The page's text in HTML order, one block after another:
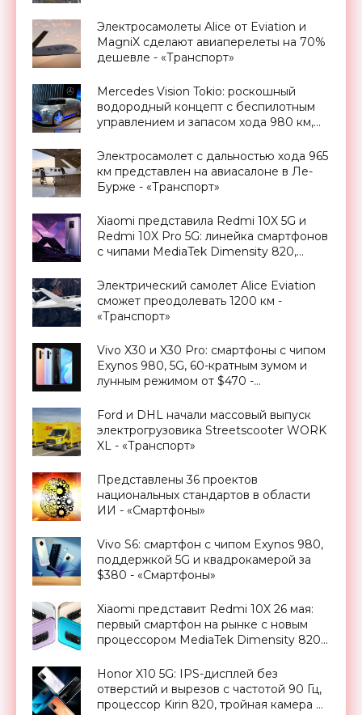
Электросамолеты Alice от Eviation и
MagniX сделают авиаперелеты на 70%
дешевле - «Транспорт»
Mercedes Vision Tokio: роскошный
водородный концепт с беспилотным
управлением и запасом хода 980 км,
«Транспорт»
Электросамолет с дальностью хода 965
км представлен на авиасалоне в Ле-
Бурже - «Транспорт»
Xiaomi представила Redmi 10X 5G и
Redmi 10X Pro 5G: линейка смартфонов
с чипами MediaTek Dimensity 820,
борту - «Смартфоны»
Электрический самолет Alice Eviation
сможет преодолевать 1200 км -
«Транспорт»
Vivo X30 и X30 Pro: смартфоны с чипом
Exynos 980, 5G, 60-кратным зумом и
лунным режимом от $470 -
Ford и DHL начали массовый выпуск
электрогрузовика Streetscooter WORK
XL - «Транспорт»
Представлены 36 проектов
национальных стандартов в области
ИИ - «Смартфоны»
Vivo S6: смартфон с чипом Exynos 980,
поддержкой 5G и квадрокамерой за
$380 - «Смартфоны»
Xiaomi представит Redmi 10X 26 мая:
первый смартфон на рынке с новым
процессором MediaTek Dimensity 820 -
Honor X10 5G: IPS-дисплей без
отверстий и вырезов с частотой 90 Гц,
процессор Kirin 820, тройная камера на